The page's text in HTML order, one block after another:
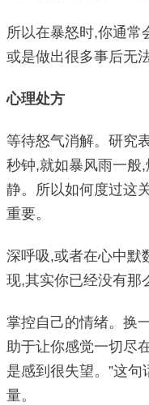
所以在暴怒时,你通常
或是做出很多事后无
心理处方
等待怒气消解。研究
秒钟,就如暴风雨一般
静。所以如何度过这
重要。
深呼吸,或者在心中默
现,其实你已经没有那
掌控自己的情绪。换
助于让你感觉一切尽
是感到很失望。”这句
量。